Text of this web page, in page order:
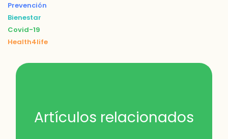
Prevención
Bienestar
Covid-19
Health4life
Artículos relacionados